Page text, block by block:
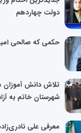
دولت چهاردهم
حکمی که صالحی
تلاش دانش آموزان
شهرستان خاتم به
معرفی علی